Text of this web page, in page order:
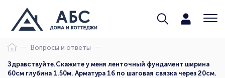
Вопросы и ответы
Здравствуйте.Скажите у меня ленточный фундамент ширина
60см глубина 1.50м. Арматура 16 по шаговая связка через 20см.